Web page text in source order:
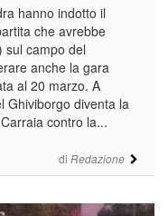
di Redazione
hanno indotto il
che avrebbe
sul campo del
anche la gara
al 20 marzo. A
Ghiviborgo diventa la
contro la...